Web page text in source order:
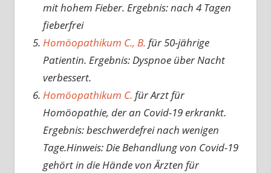
mit hohem Fieber. Ergebnis: nach 4 Tagen
fieberfrei
Homöopathikum C., B. für 50-jährige
Patientin. Ergebnis: Dyspnoe über Nacht
verbessert.
Homöopathikum C. für Arzt für
Homöopathie, der an Covid-19 erkrankt.
Ergebnis: beschwerdefrei nach wenigen
Tage.Hinweis: Die Behandlung von Covid-19
gehört in die Hände von Ärzten für